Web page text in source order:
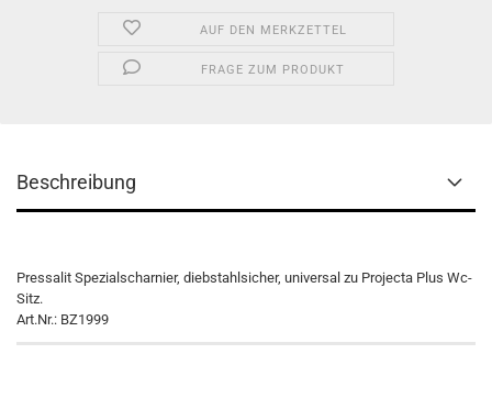
AUF DEN MERKZETTEL
FRAGE ZUM PRODUKT
Beschreibung
Pressalit Spezialscharnier, diebstahlsicher, universal zu Projecta Plus Wc-
Sitz.
Art.Nr.: BZ1999